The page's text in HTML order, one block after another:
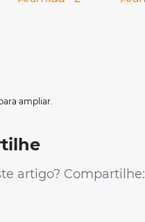
ampliar.
artigo? Compartilhe: